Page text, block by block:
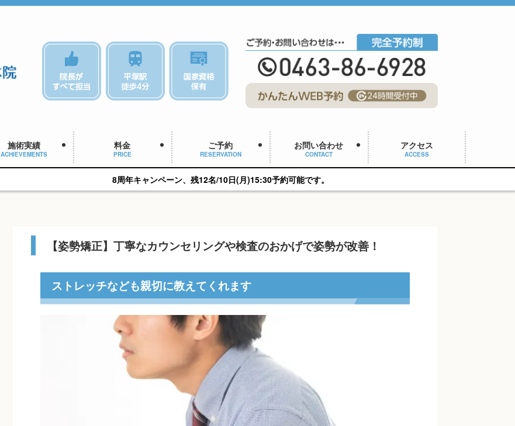
施術実績
ACHIEVEMENTS
料金
PRICE
ご予約
RESERVATION
お問い合わせ
CONTACT
アクセス
ACCESS
8周年キャンペーン、残12名/10日(月)15:30予約可能です。
【姿勢矯正】丁寧なカウンセリングや検査のおかげで姿勢が改善！
ストレッチなども親切に教えてくれます